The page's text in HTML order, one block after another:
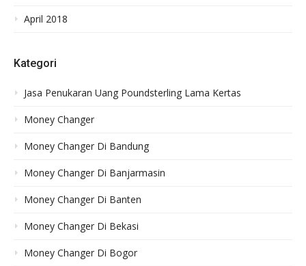
April 2018
Kategori
Jasa Penukaran Uang Poundsterling Lama Kertas
Money Changer
Money Changer Di Bandung
Money Changer Di Banjarmasin
Money Changer Di Banten
Money Changer Di Bekasi
Money Changer Di Bogor